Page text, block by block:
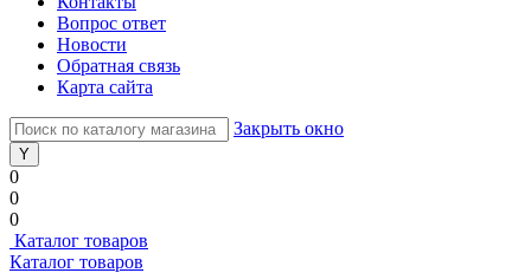
Вопрос ответ
Новости
Обратная связь
Карта сайта
Закрыть окно
0
0
0
Каталог товаров
Каталог товаров